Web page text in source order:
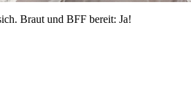
Braut und BFF bereit: Ja!